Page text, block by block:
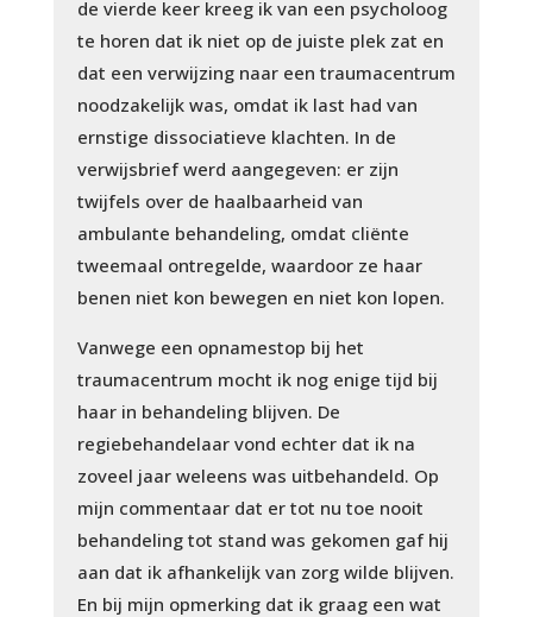
de vierde keer kreeg ik van een psycholoog
te horen dat ik niet op de juiste plek zat en
dat een verwijzing naar een traumacentrum
noodzakelijk was, omdat ik last had van
ernstige dissociatieve klachten. In de
verwijsbrief werd aangegeven: er zijn
twijfels over de haalbaarheid van
ambulante behandeling, omdat cliënte
tweemaal ontregelde, waardoor ze haar
benen niet kon bewegen en niet kon lopen.
Vanwege een opnamestop bij het
traumacentrum mocht ik nog enige tijd bij
haar in behandeling blijven. De
regiebehandelaar vond echter dat ik na
zoveel jaar weleens was uitbehandeld. Op
mijn commentaar dat er tot nu toe nooit
behandeling tot stand was gekomen gaf hij
aan dat ik afhankelijk van zorg wilde blijven.
En bij mijn opmerking dat ik graag een wat